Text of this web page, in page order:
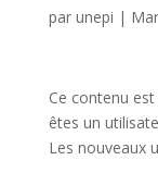
par unepi |
Ce contenu
êtes un
Les nouveaux